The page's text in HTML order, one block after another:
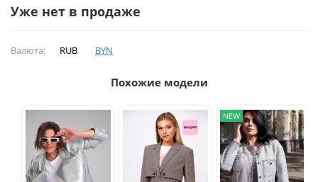
Уже нет в продаже
Валюта: RUB BYN
Похожие модели
NEW